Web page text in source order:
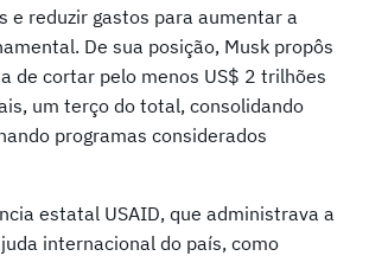
e reduzir gastos para aumentar a
De sua posição, Musk propôs
de cortar pelo menos US$ 2 trilhões
um terço do total, consolidando
programas considerados
estatal USAID, que administrava a
internacional do país, como